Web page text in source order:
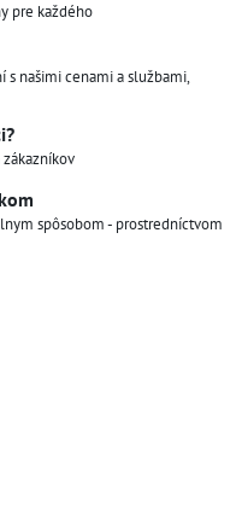
pre každého
s našimi cenami a službami,
spôsobom - prostredníctvom